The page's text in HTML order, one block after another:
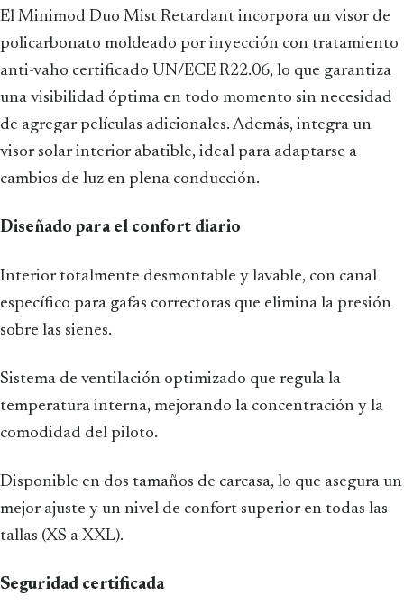
El Minimod Duo Mist Retardant incorpora un visor de
policarbonato moldeado por inyección con tratamiento
anti-vaho certificado UN/ECE R22.06, lo que garantiza
una visibilidad óptima en todo momento sin necesidad
de agregar películas adicionales. Además, integra un
visor solar interior abatible, ideal para adaptarse a
cambios de luz en plena conducción.
Diseñado para el confort diario
Interior totalmente desmontable y lavable, con canal
específico para gafas correctoras que elimina la presión
sobre las sienes.
Sistema de ventilación optimizado que regula la
temperatura interna, mejorando la concentración y la
comodidad del piloto.
Disponible en dos tamaños de carcasa, lo que asegura un
mejor ajuste y un nivel de confort superior en todas las
tallas (XS a XXL).
Seguridad certificada